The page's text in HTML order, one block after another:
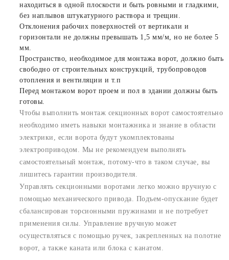
находиться в одной плоскости и быть ровными и гладкими,
без наплывов штукатурного раствора и трещин.
Отклонения рабочих поверхностей от вертикали и
горизонтали не должны превышать 1,5 мм/м, но не более 5
мм.
Пространство, необходимое для монтажа ворот, должно быть
свободно от строительных конструкций, трубопроводов
отопления и вентиляции и т.п
Перед монтажом ворот проем и пол в здании должны быть
готовы.
Чтобы выполнить монтаж секционных ворот самостоятельно
необходимо иметь навыки монтажника и знание в области
электрики, если ворота будут укомплектованы
электроприводом. Мы не рекомендуем выполнять
самостоятельный монтаж, потому-что в таком случае, вы
лишитесь гарантии производителя.
Управлять секционными воротами легко можно вручную с
помощью механического привода. Подъем-опускание будет
сбалансирован торсионными пружинами и не потребует
применения силы. Управление вручную может
осуществляться с помощью ручек, закрепленных на полотне
ворот, а также каната или блока с канатом.